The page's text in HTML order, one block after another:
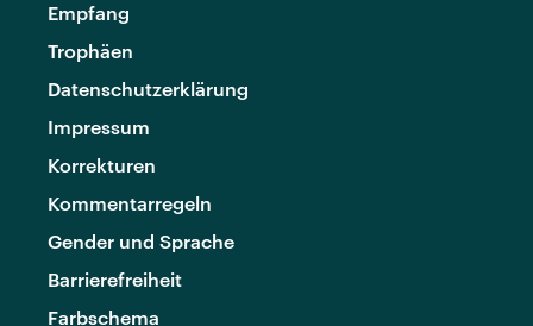
Empfang
Trophäen
Datenschutzerklärung
Impressum
Korrekturen
Kommentarregeln
Gender und Sprache
Barrierefreiheit
Farbschema